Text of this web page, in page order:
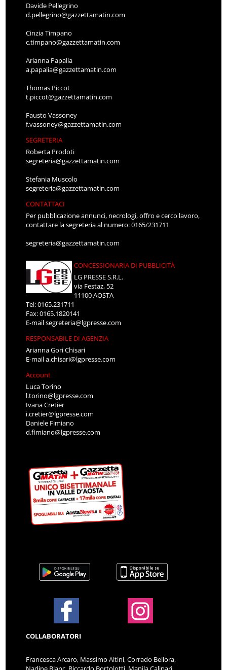
Davide Pellegrino
d.pellegrino@gazzettamatin.com
Cinzia Timpano
c.timpano@gazzettamatin.com
Arianna Papalia
a.papalia@gazzettamatin.com
Thomas Piccot
t.piccot@gazzettamatin.com
Fausto Vassoney
f.vassoney@gazzettamatin.com
SEGRETERIA
Roberta Prodoti
segreteria@gazzettamatin.com
Stefania Muscolo
segreteria@gazzettamatin.com
CONTATTACI
Per pubblicazione annunci, necrologi, offro e cerco lavoro,
contattare la segreteria al numero: 0165/231711
segreteria@gazzettamatin.com
CONCESSIONARIA DI PUBBLICITÀ
LG PRESSE S.R.L.
via Festaz, 52
11100 AOSTA
Tel: 0165.231711
Fax: 0165.1820141
E-mailsegreteria@lgpresse.com
RESPONSABILE DI AGENZIA
Arianna Gori Chisari
E-maila.chisari@lgpresse.com
Account
Luca Torino
l.torino@lgpresse.com
Ivana Cretier
i.cretier@lgpresse.com
Daniele Fimiano
d.fimiano@lgpresse.com
COLLABORATORI
Francesca Arcaro, Massimo Altini, Corrado Bellora,